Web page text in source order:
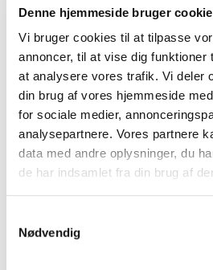
Denne hjemmeside bruger
Vi bruger cookies til at tilpasse
annoncer, til at vise dig funktioner
at analysere vores trafik. Vi deler
din brug af vores hjemmeside
for sociale medier,
analysepartnere. Vores partnere
data med andre oplysninger, du
de har indsamlet fra din brug af
Nødvendig
2019 (159)
2018 (150)
2017 (167)
2016 (167)
2015 (33)
december (4)
november (4)
oktober (2)
september (3)
juni (9)